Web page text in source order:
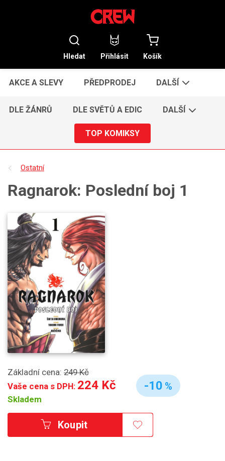
Hledat Přihlásit Košík
AKCE A SLEVY PŘEDPRODEJ DALŠÍ
DLE ŽÁNRŮ DLE SVĚTŮ A EDIC DALŠÍ
TOP KOMIKSY
Ostatní
Ragnarok: Poslední boj 1
Základní cena: 249 Kč
Vaše cena s DPH: 224 Kč
Skladem
-10 %
Koupit